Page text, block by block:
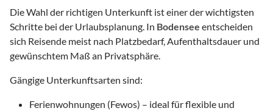
Die Wahl der richtigen Unterkunft ist einer der wichtigsten
Schritte bei der Urlaubsplanung. In Bodensee entscheiden
sich Reisende meist nach Platzbedarf, Aufenthaltsdauer und
gewünschtem Maß an Privatsphäre.
Gängige Unterkunftsarten sind:
Ferienwohnungen (Fewos) – ideal für flexible und